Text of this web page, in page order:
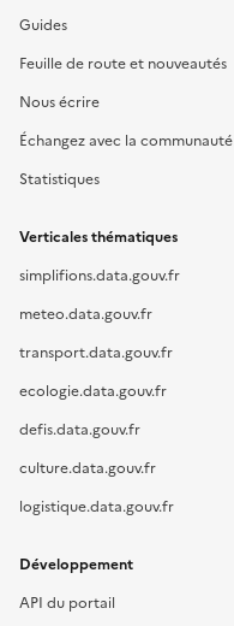
Guides
Feuille de route et nouveautés
Nous écrire
Échangez avec la communauté
Statistiques
Verticales thématiques
simplifions.data.gouv.fr
meteo.data.gouv.fr
transport.data.gouv.fr
ecologie.data.gouv.fr
defis.data.gouv.fr
culture.data.gouv.fr
logistique.data.gouv.fr
Développement
API du portail